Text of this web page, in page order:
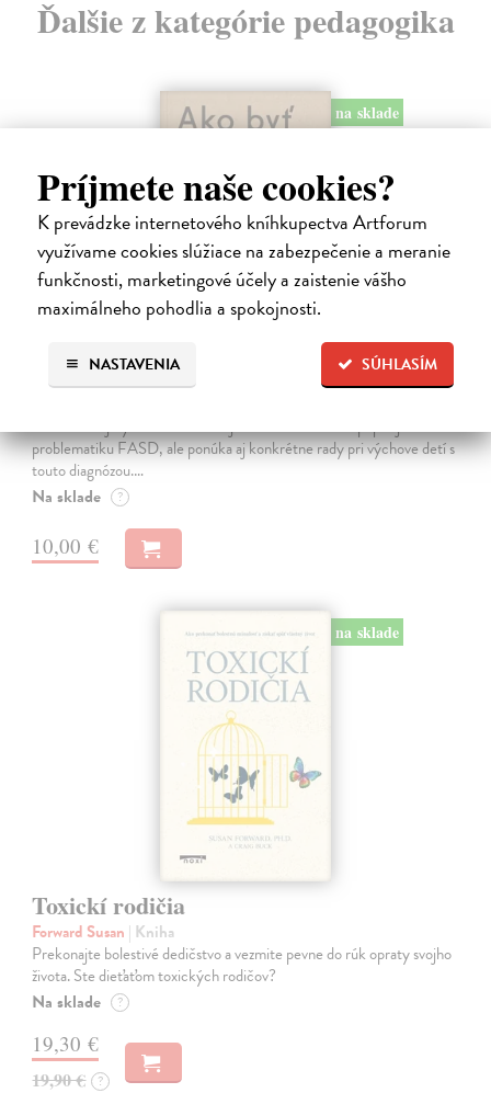
Príjmete naše cookies?
K prevádzke internetového kníhkupectva Artforum
využívame cookies slúžiace na zabezpečenie a meranie
funkčnosti, marketingové účely a zaistenie vášho
maximálneho pohodlia a spokojnosti.
SÚHLASÍM
NASTAVENIA
Ďalšie z kategórie pedagogika
na sklade
Ako byť rodičom dieťaťa s FASD
Brown Julia, Mather Mary
slovenskom jazyku. Kniha nielen jasne a zrozumiteľne popisuje
problematiku FASD, ale ponúka aj konkrétne rady pri výchove detí s
touto diagnózou.…
Na sklade ?
10,00 €
na sklade
Toxickí rodičia
Forward Susan | Kniha
Prekonajte bolestivé dedičstvo a vezmite pevne do rúk opraty svojho
života. Ste dieťaťom toxických rodičov?
Na sklade ?
19,30 €
19,90 € ?